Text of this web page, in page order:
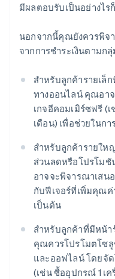
มีผลตอบรับเป็นอย่างไร
นอกจากนี้คุณยังควรพิจ
จากการชำระเงินตามก
สำหรับลูกค้ารายเล็
ทางออนไลน์ คุณอา
เกจอีคอมเมิร์ซฟรี (เ
เดือน) เพื่อช่วยในกา
สำหรับลูกค้ารายใ
ส่วนลดหรือโปรโมชั
อาจจะพิจารณาเสน
กับฟีเจอร์ที่เพิ่มคุณค่
เป็นต้น
สำหรับลูกค้าที่มีหน้า
คุณควรโปรโมตโซลู
และออฟไลน์ โดยจั
(เช่น ซื้ออุปกรณ์ 1 เค